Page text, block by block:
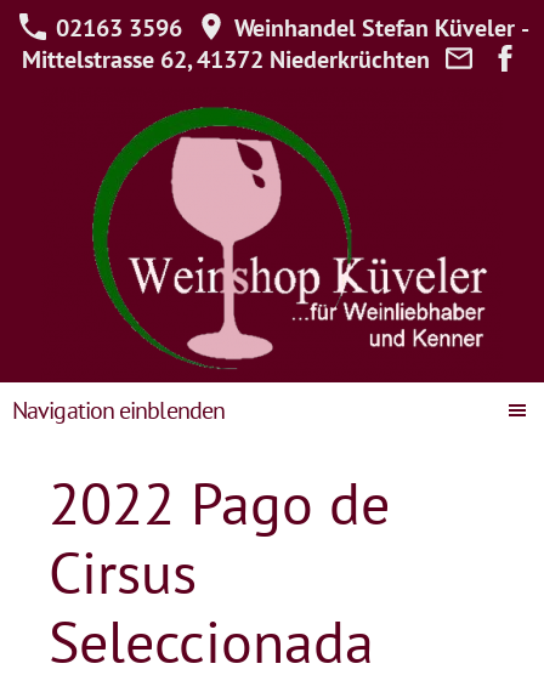
02163 3596
Weinhandel Stefan Küveler -
Mittelstrasse 62, 41372 Niederkrüchten
Navigation einblenden
2022 Pago de
Cirsus
Seleccionada